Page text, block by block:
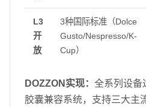
L3
开
放
3种国际标准（Dolce
Gusto/Nespresso/K-
Cup）
DOZZON实现： 全系列设备
胶囊兼容系统，支持三大主